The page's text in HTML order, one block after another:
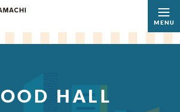
MENU
HALL